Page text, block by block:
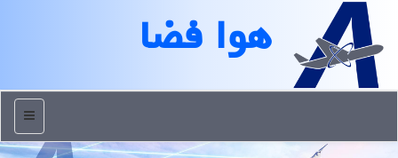
هوا فضا
منو